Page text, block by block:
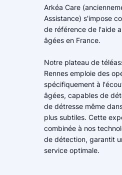
Arkéa Care
Assistance) s'impose
de référence de l'aide
âgées en France.
Notre plateau de
Rennes emploie des
spécifiquement à
âgées, capables de
de détresse même
plus subtiles. Cette
combinée à nos
de détection, garantit
service optimale.